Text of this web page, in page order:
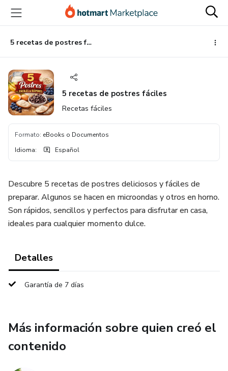
principal
página
de
página
5 recetas de postres fáciles
5 recetas de postres fáciles
Recetas fáciles
Formato: eBooks o Documentos
Idioma: Español
Descubre 5 recetas de postres deliciosos y fáciles de
preparar. Algunos se hacen en microondas y otros en horno.
Son rápidos, sencillos y perfectos para disfrutar en casa,
ideales para cualquier momento dulce.
Detalles
Garantía de 7 días
Más información sobre quien creó el
contenido